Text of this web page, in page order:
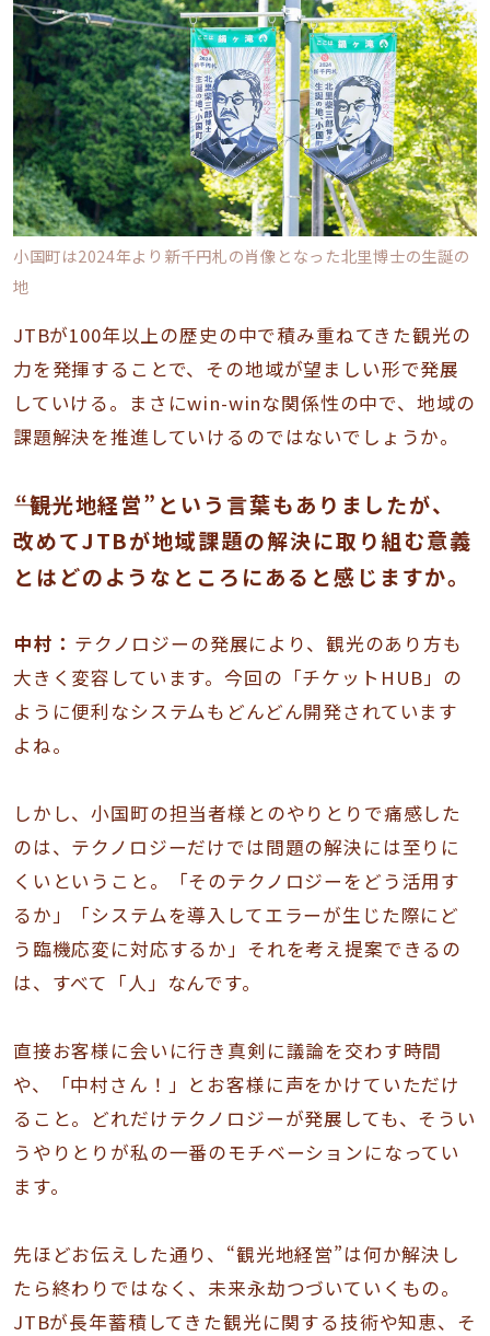
小国町は2024年より新千円札の肖像となった北里博士の生誕の
地
JTBが100年以上の歴史の中で積み重ねてきた観光の
力を発揮することで、その地域が望ましい形で発展
していける。まさにwin-winな関係性の中で、地域の
課題解決を推進していけるのではないでしょうか。
――“観光地経営”という言葉もありましたが、
改めてJTBが地域課題の解決に取り組む意義
とはどのようなところにあると感じますか。
中村： テクノロジーの発展により、観光のあり方も
大きく変容しています。今回の「チケットHUB」の
ように便利なシステムもどんどん開発されています
よね。
しかし、小国町の担当者様とのやりとりで痛感した
のは、テクノロジーだけでは問題の解決には至りに
くいということ。「そのテクノロジーをどう活用す
るか」「システムを導入してエラーが生じた際にど
う臨機応変に対応するか」それを考え提案できるの
は、すべて「人」なんです。
直接お客様に会いに行き真剣に議論を交わす時間
や、「中村さん！」とお客様に声をかけていただけ
ること。どれだけテクノロジーが発展しても、そうい
うやりとりが私の一番のモチベーションになってい
ます。
先ほどお伝えした通り、“観光地経営”は何か解決し
たら終わりではなく、未来永劫つづいていくもの。
JTBが長年蓄積してきた観光に関する技術や知恵、そ